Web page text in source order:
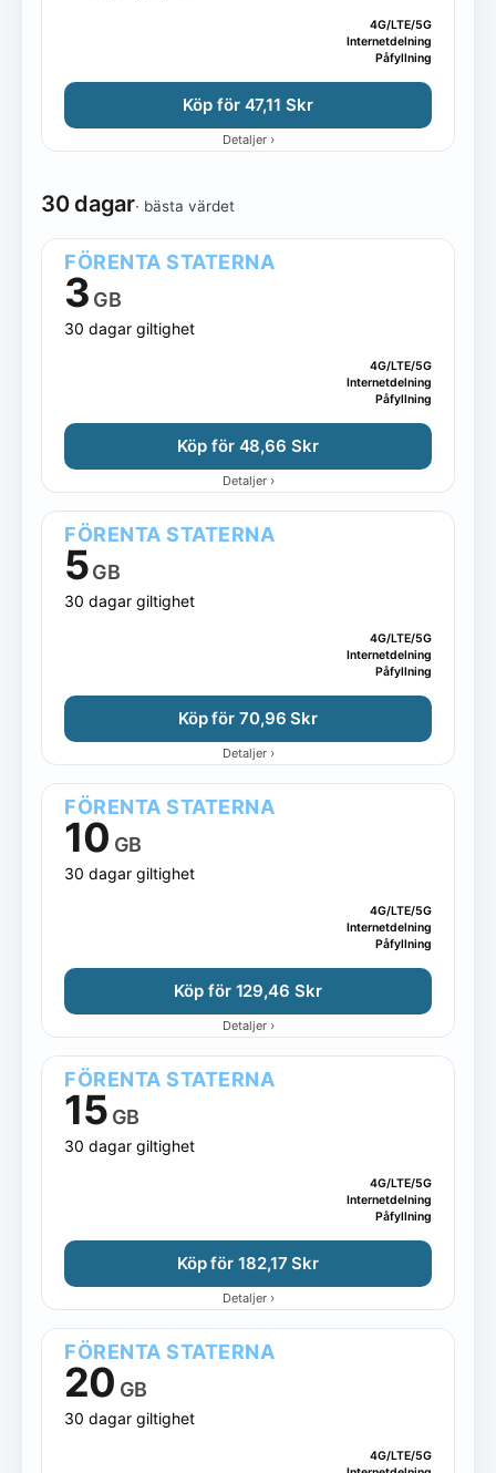
4G/LTE/5G
Internetdelning
Påfyllning
Köp för 47,11 Skr
Detaljer ›
30 dagar· bästa värdet
FÖRENTA STATERNA
3 GB
30 dagar giltighet
4G/LTE/5G
Internetdelning
Påfyllning
Köp för 48,66 Skr
Detaljer ›
FÖRENTA STATERNA
5GB
30 dagar giltighet
4G/LTE/5G
Internetdelning
Påfyllning
Köp för 70,96 Skr
Detaljer ›
FÖRENTA STATERNA
10 GB
30 dagar giltighet
4G/LTE/5G
Internetdelning
Påfyllning
Köp för 129,46 Skr
Detaljer ›
FÖRENTA STATERNA
15 GB
30 dagar giltighet
4G/LTE/5G
Internetdelning
Påfyllning
Köp för 182,17 Skr
Detaljer ›
FÖRENTA STATERNA
20 GB
30 dagar giltighet
4G/LTE/5G